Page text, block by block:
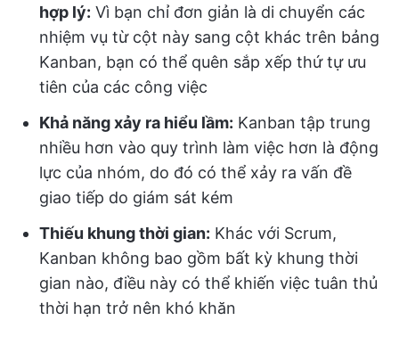
hợp lý: Vì bạn chỉ đơn giản là di chuyển các
nhiệm vụ từ cột này sang cột khác trên bảng
Kanban, bạn có thể quên sắp xếp thứ tự ưu
tiên của các công việc
Khả năng xảy ra hiểu lầm: Kanban tập trung
nhiều hơn vào quy trình làm việc hơn là động
lực của nhóm, do đó có thể xảy ra vấn đề
giao tiếp do giám sát kém
Thiếu khung thời gian: Khác với Scrum,
Kanban không bao gồm bất kỳ khung thời
gian nào, điều này có thể khiến việc tuân thủ
thời hạn trở nên khó khăn